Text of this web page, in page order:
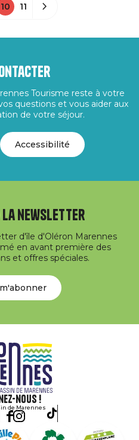
10 11
Tourisme reste à votre
questions et vous aider aux
de votre séjour.
Accessibilité
la newsletter
d'île d'Oléron Marennes
en avant première des
et offres spéciales.
nous !
de Marennes